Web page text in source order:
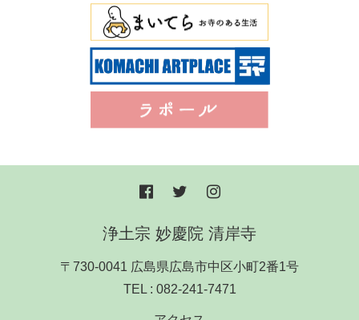
浄土宗 妙慶院 清岸寺
〒730-0041 広島県広島市中区小町2番1号
TEL : 082-241-7471